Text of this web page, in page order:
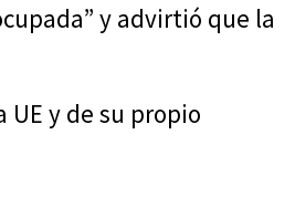
y advirtió que la
y de su propio